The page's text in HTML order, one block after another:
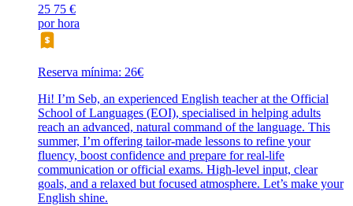
25 75 €
por hora
Reserva mínima: 26€
Hi! I’m Seb, an experienced English teacher at the Official
School of Languages (EOI), specialised in helping adults
reach an advanced, natural command of the language. This
summer, I’m offering tailor-made lessons to refine your
fluency, boost confidence and prepare for real-life
communication or official exams. High-level input, clear
goals, and a relaxed but focused atmosphere. Let’s make your
English shine.